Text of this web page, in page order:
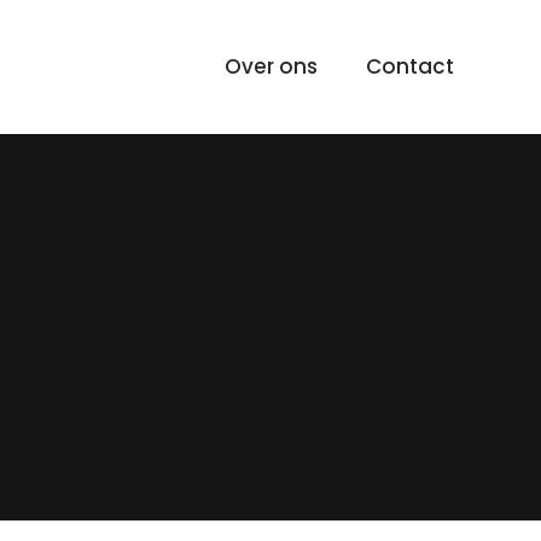
Over ons Contact